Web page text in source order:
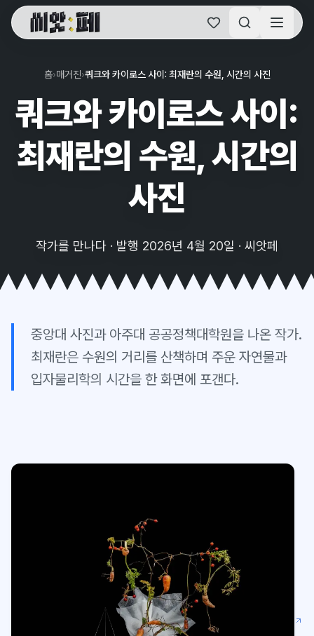
씨앗페 온라인 홈
홈›매거진›쿼크와 카이로스 사이: 최재란의 수원, 시간의 사진
쿼크와 카이로스 사이:
최재란의 수원, 시간의
사진
작가를 만나다 · 발행 2026년 4월 20일 · 씨앗페
중앙대 사진과 아주대 공공정책대학원을 나온 작가.
최재란은 수원의 거리를 산책하며 주운 자연물과
입자물리학의 시간을 한 화면에 포갠다.